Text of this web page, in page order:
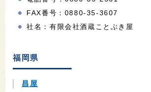
FAX番号：0880-35-3607
社名：有限会社酒蔵ことぶき屋
福岡県
昌屋